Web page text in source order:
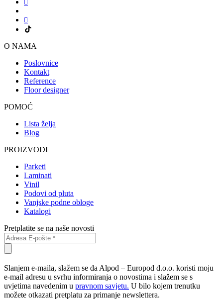
O NAMA
Poslovnice
Kontakt
Reference
Floor designer
POMOĆ
Lista želja
Blog
PROIZVODI
Parketi
Laminati
Vinil
Podovi od pluta
Vanjske podne obloge
Katalogi
Pretplatite se na naše novosti
Slanjem e-maila, slažem se da Alpod – Europod d.o.o. koristi moju
e-mail adresu u svrhu informiranja o novostima i slažem se s
uvjetima navedenim u pravnom savjetu. U bilo kojem trenutku
možete otkazati pretplatu za primanje newslettera.